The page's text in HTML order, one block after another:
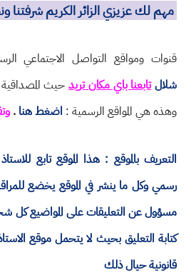
مهم لك عزيزي الزائر الكريم
قنوات ومواقع التواصل الاجتماعي
شلالتابعنا باي مكان تريدحيث المصداقية
وهذه هي المواقع الرسمية : اضغط هنا .
التعريف بالموقع : هذا الموقع تابع
رسمي وكل ما ينشر في الموقع يخضع
مسؤول عن التعليقات على المواضيع
كتابة التعليق بحيث لا يتحمل موقع
قانونية حيال ذلك